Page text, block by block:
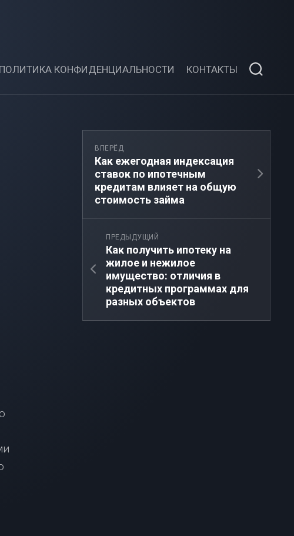
ПОЛИТИКА КОНФИДЕНЦИАЛЬНОСТИ КОНТАКТЫ
ВПЕРЁД
Как ежегодная индексация
ставок по ипотечным
кредитам влияет на общую
стоимость займа
ПРЕДЫДУЩИЙ
Как получить ипотеку на
жилое и нежилое
имущество: отличия в
кредитных программах для
разных объектов